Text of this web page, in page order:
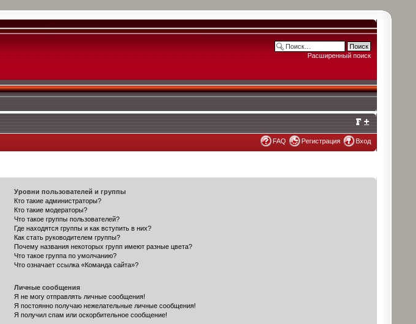
Расширенный поиск
FAQ Регистрация Вход
Уровни пользователей и группы
Кто такие администраторы?
Кто такие модераторы?
Что такое группы пользователей?
Где находятся группы и как вступить в них?
Как стать руководителем группы?
Почему названия некоторых групп имеют разные цвета?
Что такое группа по умолчанию?
Что означает ссылка «Команда сайта»?
Личные сообщения
Я не могу отправлять личные сообщения!
Я постоянно получаю нежелательные личные сообщения!
Я получил спам или оскорбительное сообщение!